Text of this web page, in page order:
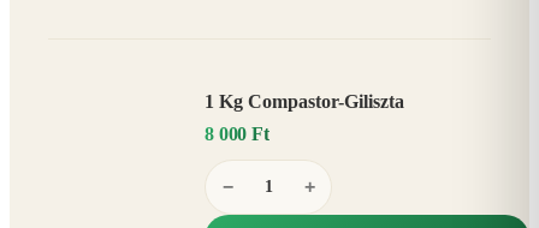
1 Kg Compastor-Giliszta
8 000 Ft
− +